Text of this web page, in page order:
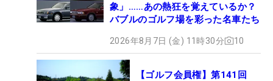
象」……あの熱狂を覚えているか？
バブルのゴルフ場を彩った名車たち
2026年8月7日 (金) 11時30分 10
【ゴルフ会員権】第141回